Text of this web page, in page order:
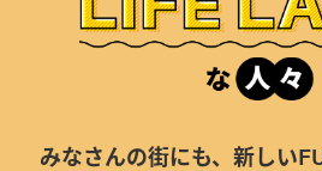
みなさんの街にも、新しい